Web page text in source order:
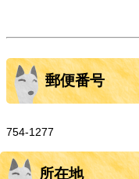
郵便番号
754-1277
所在地